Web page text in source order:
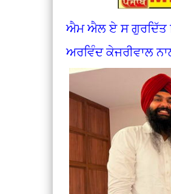
ਐਮ ਐਲ ਏ ਸ ਗੁਰਦਿੱਤ
ਅਰਵਿੰਦ ਕੇਜਰੀਵਾਲ